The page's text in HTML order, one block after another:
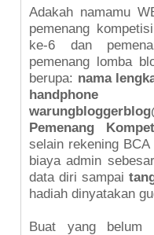
Adakah namamu
pemenang
ke-6 dan
pemenang lomba
berupa: nama
handphone
Pemenang
selain rekening
biaya admin
data diri sampai
hadiah dinyatakan
Buat yang belum